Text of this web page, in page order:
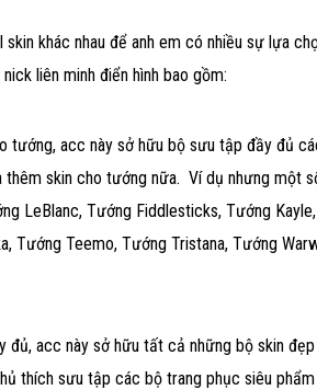
khác nhau để anh em có nhiều sự lựa
liên minh điển hình bao gồm:
tướng, acc này sở hữu bộ sưu tập đầy đủ
skin cho tướng nữa. Ví dụ nhưng một
LeBlanc, Tướng Fiddlesticks, Tướng
Tướng Teemo, Tướng Tristana, Tướng
đủ, acc này sở hữu tất cả những bộ skin
thích sưu tập các bộ trang phục siêu